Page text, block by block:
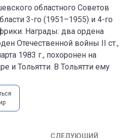
областного Советов
3-го (1951–1955) и 4-го
Награды: два ордена
Отечественной войны II ст.,
1983 г., похоронен на
и Тольятти. В Тольятти ему
СЛЕДУЮЩИЙ